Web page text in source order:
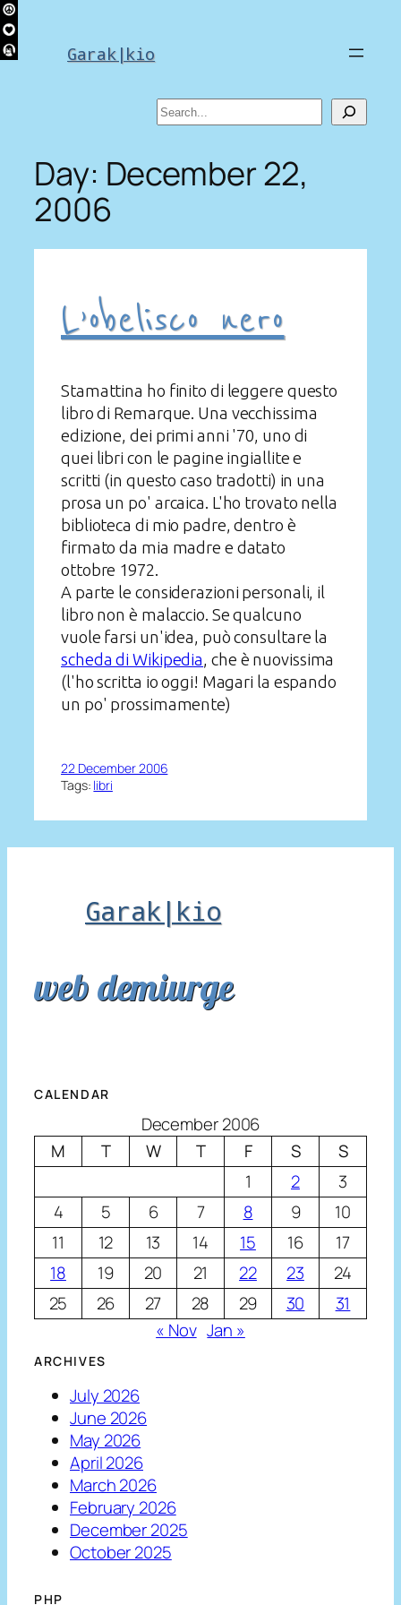
Skip
to
content Garak|kio
Search
Day: December 22,
2006
L’obelisco nero
Stamattina ho finito di leggere questo
libro di Remarque. Una vecchissima
edizione, dei primi anni '70, uno di
quei libri con le pagine ingiallite e
scritti (in questo caso tradotti) in una
prosa un po' arcaica. L'ho trovato nella
biblioteca di mio padre, dentro è
firmato da mia madre e datato
ottobre 1972.
A parte le considerazioni personali, il
libro non è malaccio. Se qualcuno
vuole farsi un'idea, può consultare la
scheda di Wikipedia, che è nuovissima
(l'ho scritta io oggi! Magari la espando
un po' prossimamente)
22 December 2006
Tags: libri
Garak|kio
web demiurge
CALENDAR
December 2006
M
T W T F S
S
1
2
3
4
5 6 7 8 9
10
11
12 13 14 15 16
17
18
19 20 21 22 23
24
25
26 27 28 29 30
31
« Nov Jan »
ARCHIVES
July 2026
June 2026
May 2026
April 2026
March 2026
February 2026
December 2025
October 2025
PHP